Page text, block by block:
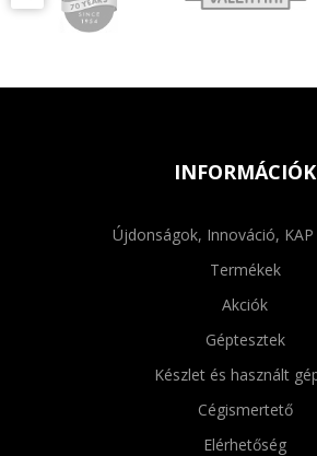
INFORMÁCIÓK
Újdonságok, Innováció,
Termékek
Akciók
Géptesztek
Készlet és használt
Cégismertető
Elérhetőség